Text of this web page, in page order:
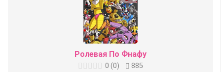
Ролевая По Фнафу
0 (0)
885